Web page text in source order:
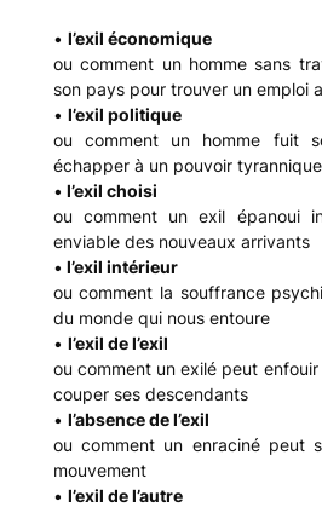
• l’exil économique
ou comment un homme sans
son pays pour trouver un emploi
• l’exil politique
ou comment un homme fuit
échapper à un pouvoir tyrannique
• l’exil choisi
ou comment un exil épanoui
enviable des nouveaux arrivants
• l’exil intérieur
ou comment la souffrance
du monde qui nous entoure
• l’exil de l’exil
ou comment un exilé peut
couper ses descendants
• l’absence de l’exil
ou comment un enraciné peut
mouvement
• l’exil de l’autre